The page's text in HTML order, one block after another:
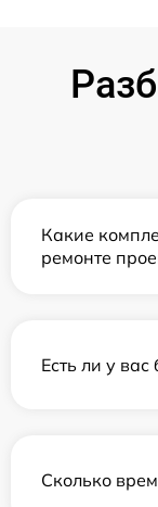
Какие
ремонте
Есть ли у
Сколько